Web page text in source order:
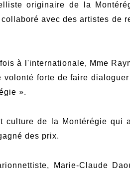
originaire de la
avec des artistes de
à l'internationale, Mme
volonté forte de faire
».
de la Montérégie qui
des prix.
Marie-Claude